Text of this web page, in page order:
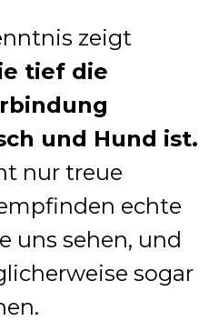
zeigt
tief die
und Hund ist.
nur treue
echte
uns sehen, und
sogar